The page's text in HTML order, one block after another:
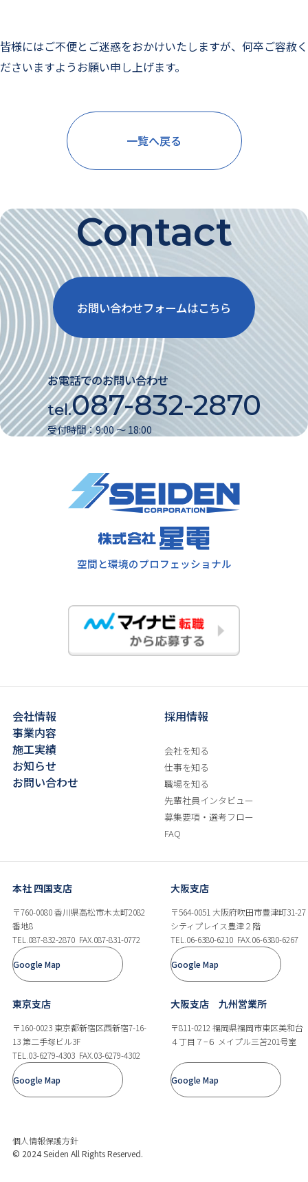
皆様にはご不便とご迷惑をおかけいたしますが、何卒ご容赦く
ださいますようお願い申し上げます。
一覧へ戻る
Contact
お問い合わせフォームはこちら
お電話でのお問い合わせ
tel.087-832-2870
受付時間：9:00 〜 18:00
空間と環境のプロフェッショナル
会社情報
事業内容
施工実績
お知らせ
お問い合わせ
採用情報
会社を知る
仕事を知る
職場を知る
先輩社員インタビュー
募集要項・選考フロー
FAQ
本社 四国支店
〒760-0080 香川県高松市木太町2082
番地8
TEL.087-832-2870 FAX.087-831-0772
Google Map
大阪支店
〒564-0051 大阪府吹田市豊津町31-27
シティプレイス豊津２階
TEL.06-6380-6210 FAX.06-6380-6267
Google Map
東京支店
〒160-0023 東京都新宿区西新宿7-16-
13 第二手塚ビル3F
TEL.03-6279-4303 FAX.03-6279-4302
Google Map
大阪支店 九州営業所
〒811-0212 福岡県福岡市東区美和台
４丁目７−６ メイプル三苫201号室
Google Map
© 2024 Seiden All Rights Reserved.
個人情報保護方針